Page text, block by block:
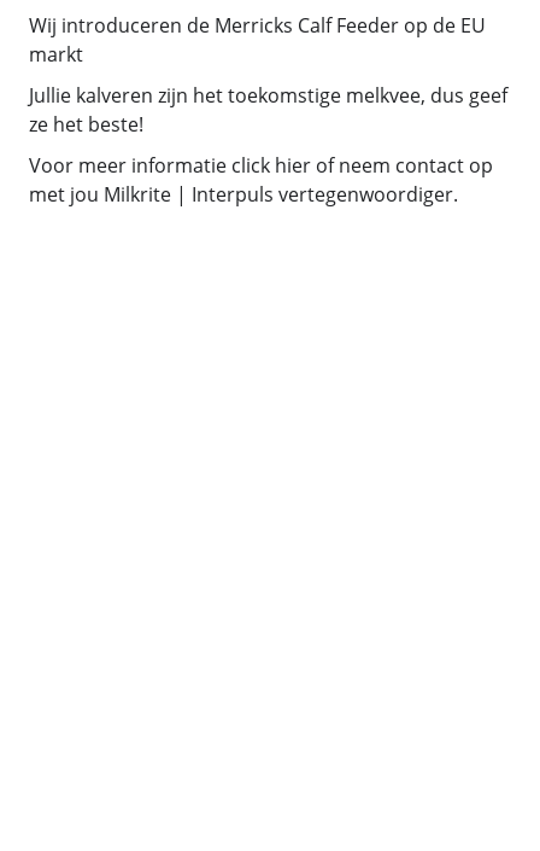
Wij introduceren de Merricks Calf Feeder op de EU
markt
Jullie kalveren zijn het toekomstige melkvee, dus geef
ze het beste!
Voor meer informatie click hier of neem contact op
met jou Milkrite | Interpuls vertegenwoordiger.